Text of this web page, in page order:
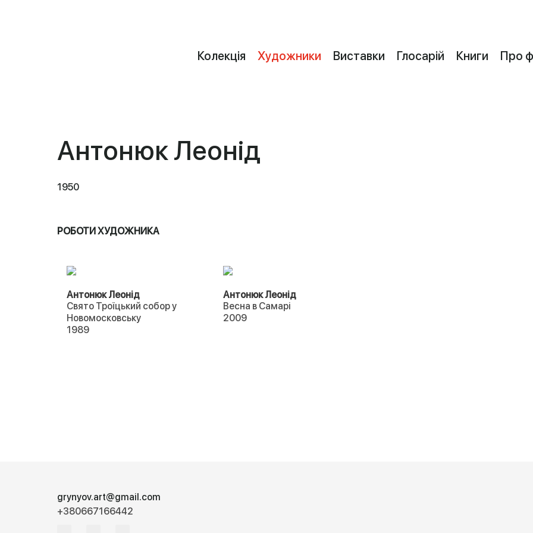
Колекція Художники Виставки Глосарій Книги Про
Антонюк Леонід
1950
РОБОТИ ХУДОЖНИКА
Антонюк Леонід
Свято Троїцький собор у
Новомосковську
1989
Антонюк Леонід
Весна в Самарі
2009
grynyov.art@gmail.com
+380667166442